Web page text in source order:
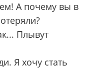
А почему вы в
Плывут
Я хочу стать